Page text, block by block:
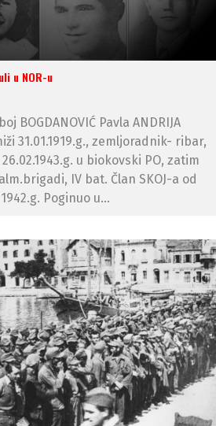
u NOR-u
BOGDANOVIĆ Pavla ANDRIJA
31.01.1919.g., zemljoradnik- ribar,
u biokovski PO, zatim
IV bat. Član SKOJ-a od
Poginuo u...